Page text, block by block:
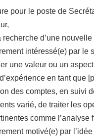
pour le poste de
d’une
intéressé(e) par le
une valeur ou un
en tant que
des comptes, en suivi
varié, de traiter les
comme
motivé(e) par